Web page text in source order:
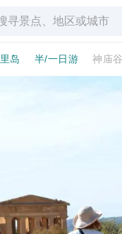
岛 半/一日游 神庙